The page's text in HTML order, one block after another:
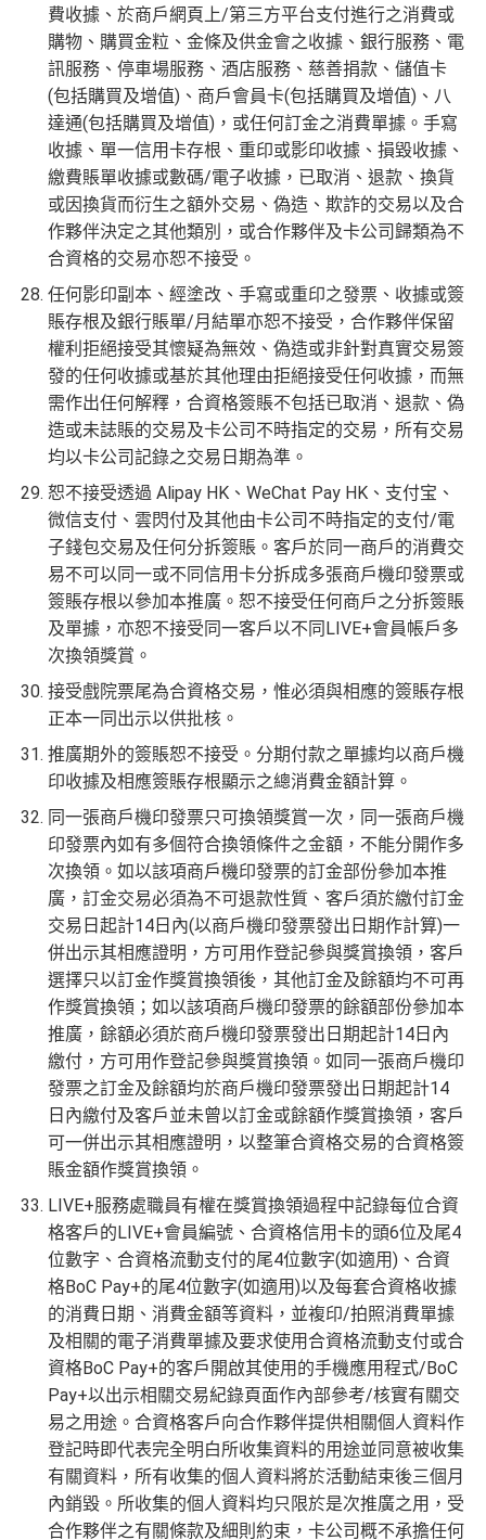
費收據、於商戶網頁上/第三方平台支付進行之消費或
購物、購買金粒、金條及供金會之收據、銀行服務、電
訊服務、停車場服務、酒店服務、慈善捐款、儲值卡
(包括購買及增值)、商戶會員卡(包括購買及增值)、八
達通(包括購買及增值)，或任何訂金之消費單據。手寫
收據、單一信用卡存根、重印或影印收據、損毀收據、
繳費賬單收據或數碼/電子收據，已取消、退款、換貨
或因換貨而衍生之額外交易、偽造、欺詐的交易以及合
作夥伴決定之其他類別，或合作夥伴及卡公司歸類為不
合資格的交易亦恕不接受。
任何影印副本、經塗改、手寫或重印之發票、收據或簽
賬存根及銀行賬單/月結單亦恕不接受，合作夥伴保留
權利拒絕接受其懷疑為無效、偽造或非針對真實交易簽
發的任何收據或基於其他理由拒絕接受任何收據，而無
需作出任何解釋，合資格簽賬不包括已取消、退款、偽
造或未誌賬的交易及卡公司不時指定的交易，所有交易
均以卡公司記錄之交易日期為準。
恕不接受透過 Alipay HK、WeChat Pay HK、支付宝、
微信支付、雲閃付及其他由卡公司不時指定的支付/電
子錢包交易及任何分拆簽賬。客戶於同一商戶的消費交
易不可以同一或不同信用卡分拆成多張商戶機印發票或
簽賬存根以參加本推廣。恕不接受任何商戶之分拆簽賬
及單據，亦恕不接受同一客戶以不同LIVE+會員帳戶多
次換領獎賞。
接受戲院票尾為合資格交易，惟必須與相應的簽賬存根
正本一同出示以供批核。
推廣期外的簽賬恕不接受。分期付款之單據均以商戶機
印收據及相應簽賬存根顯示之總消費金額計算。
同一張商戶機印發票只可換領獎賞一次，同一張商戶機
印發票內如有多個符合換領條件之金額，不能分開作多
次換領。如以該項商戶機印發票的訂金部份參加本推
廣，訂金交易必須為不可退款性質、客戶須於繳付訂金
交易日起計14日內(以商戶機印發票發出日期作計算)一
併出示其相應證明，方可用作登記參與獎賞換領，客戶
選擇只以訂金作獎賞換領後，其他訂金及餘額均不可再
作獎賞換領；如以該項商戶機印發票的餘額部份參加本
推廣，餘額必須於商戶機印發票發出日期起計14日內
繳付，方可用作登記參與獎賞換領。如同一張商戶機印
發票之訂金及餘額均於商戶機印發票發出日期起計14
日內繳付及客戶並未曾以訂金或餘額作獎賞換領，客戶
可一併出示其相應證明，以整筆合資格交易的合資格簽
賬金額作獎賞換領。
LIVE+服務處職員有權在獎賞換領過程中記錄每位合資
格客戶的LIVE+會員編號、合資格信用卡的頭6位及尾4
位數字、合資格流動支付的尾4位數字(如適用)、合資
格BoC Pay+的尾4位數字(如適用)以及每套合資格收據
的消費日期、消費金額等資料，並複印/拍照消費單據
及相關的電子消費單據及要求使用合資格流動支付或合
資格BoC Pay+的客戶開啟其使用的手機應用程式/BoC
Pay+以出示相關交易紀錄頁面作內部參考/核實有關交
易之用途。合資格客戶向合作夥伴提供相關個人資料作
登記時即代表完全明白所收集資料的用途並同意被收集
有關資料，所有收集的個人資料將於活動結束後三個月
內銷毀。所收集的個人資料均只限於是次推廣之用，受
合作夥伴之有關條款及細則約束，卡公司概不承擔任何